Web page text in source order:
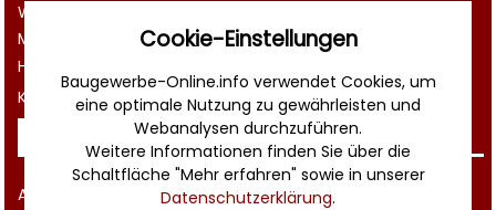
Werbung
Musterverträge und Vorlagen
Hilfe
Kontakt
Rechtliches
AGB
Cookie-Einstellungen
Baugewerbe-Online.info verwendet Cookies, um
eine optimale Nutzung zu gewährleisten und
Webanalysen durchzuführen.
Weitere Informationen finden Sie über die
Schaltfläche "Mehr erfahren" sowie in unserer
Datenschutzerklärung.